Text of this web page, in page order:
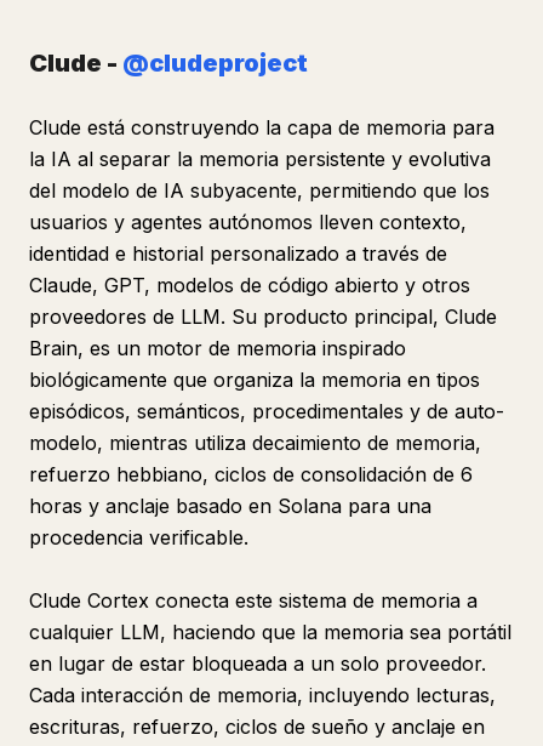
Clude - @cludeproject
Clude está construyendo la capa de memoria para
la IA al separar la memoria persistente y evolutiva
del modelo de IA subyacente, permitiendo que los
usuarios y agentes autónomos lleven contexto,
identidad e historial personalizado a través de
Claude, GPT, modelos de código abierto y otros
proveedores de LLM. Su producto principal, Clude
Brain, es un motor de memoria inspirado
biológicamente que organiza la memoria en tipos
episódicos, semánticos, procedimentales y de auto-
modelo, mientras utiliza decaimiento de memoria,
refuerzo hebbiano, ciclos de consolidación de 6
horas y anclaje basado en Solana para una
procedencia verificable.
Clude Cortex conecta este sistema de memoria a
cualquier LLM, haciendo que la memoria sea portátil
en lugar de estar bloqueada a un solo proveedor.
Cada interacción de memoria, incluyendo lecturas,
escrituras, refuerzo, ciclos de sueño y anclaje en